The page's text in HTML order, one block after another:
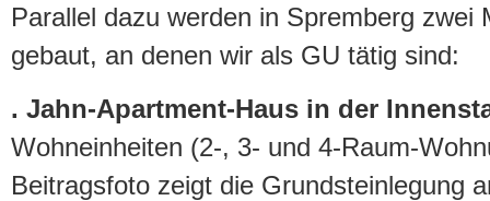
Parallel dazu werden in Spremberg zwei
gebaut, an denen wir als GU tätig sind:
. Jahn-Apartment-Haus in der
Wohneinheiten (2-, 3- und 4-Raum-
Beitragsfoto zeigt die Grundsteinlegung